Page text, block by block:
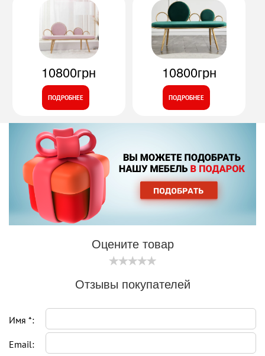
10800грн
ПОДРОБНЕЕ
10800грн
ПОДРОБНЕЕ
Оцените товар
Отзывы покупателей
Имя *:
Email: